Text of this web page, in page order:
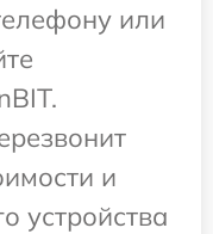
или
и
устройства